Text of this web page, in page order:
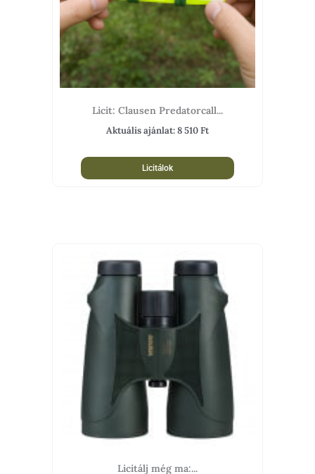
Licit: Clausen Predatorcall...
Aktuális ajánlat:8 510Ft
Licitálok
Licitálj még ma:...